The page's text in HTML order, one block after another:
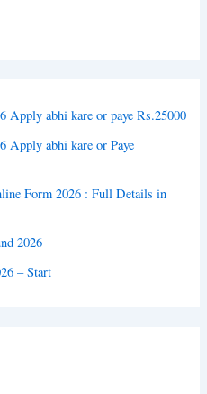
Apply abhi kare or paye Rs.25000
Apply abhi kare or Paye
Form 2026 : Full Details in
2026
– Start